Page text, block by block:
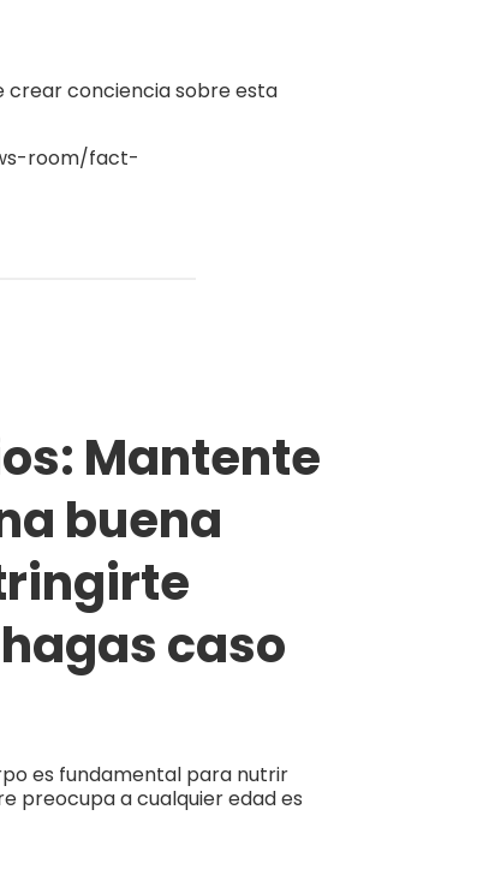
crear conciencia sobre esta
room/fact-
Mantente
buena
caso
es fundamental para nutrir
preocupa a cualquier edad es